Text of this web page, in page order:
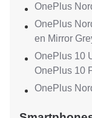
OnePlus
OnePlus
en Mirror
OnePlus 10
OnePlus 10
OnePlus